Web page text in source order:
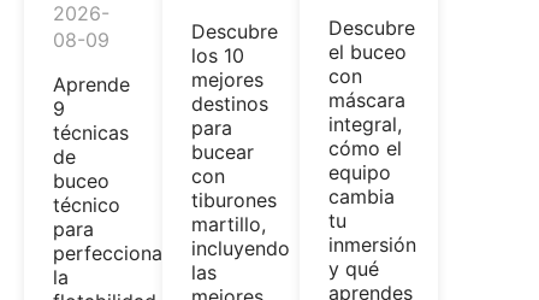
2026-
08-09
Aprende
9
técnicas
de
buceo
técnico
para
perfeccionar
la
Descubre
los 10
mejores
destinos
para
bucear
con
tiburones
martillo,
incluyendo
las
Descubre
el buceo
con
máscara
integral,
cómo el
equipo
cambia
tu
inmersión
y qué
aprendes